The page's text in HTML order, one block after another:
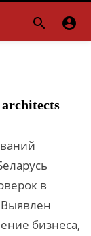
 
в
Выявлен
бизнеса,